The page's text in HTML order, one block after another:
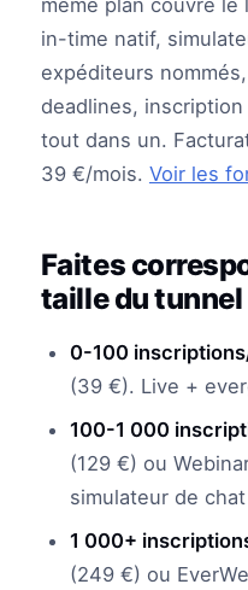
même plan couvre
in-time natif,
expéditeurs
deadlines,
tout dans un.
39 €/mois. Voir les
Faites
taille du tunnel
0-100
(39 €). Live +
100-1 000
(129 €) ou
simulateur de
1 000+
(249 €) ou